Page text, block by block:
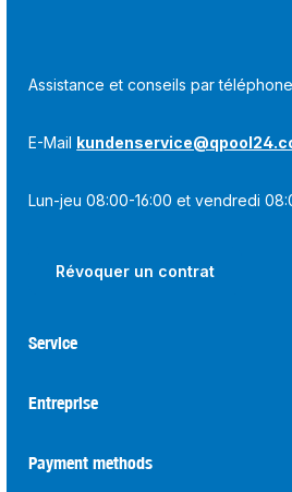
Assistance et conseils par
E-Mail
Lun-jeu 08:00-16:00 et vendredi
Révoquer un contrat
Service
Entreprise
Payment methods